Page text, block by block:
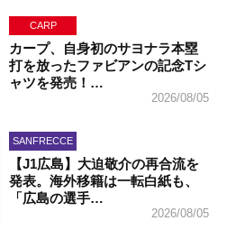
CARP
カープ、自身初のサヨナラ本塁
打を放ったファビアンの記念Tシ
ャツを発売！…
2026/08/05
SANFRECCE
【J1広島】大迫敬介の再合流を
発表。海外移籍は一転白紙も、
「広島の選手…
2026/08/05